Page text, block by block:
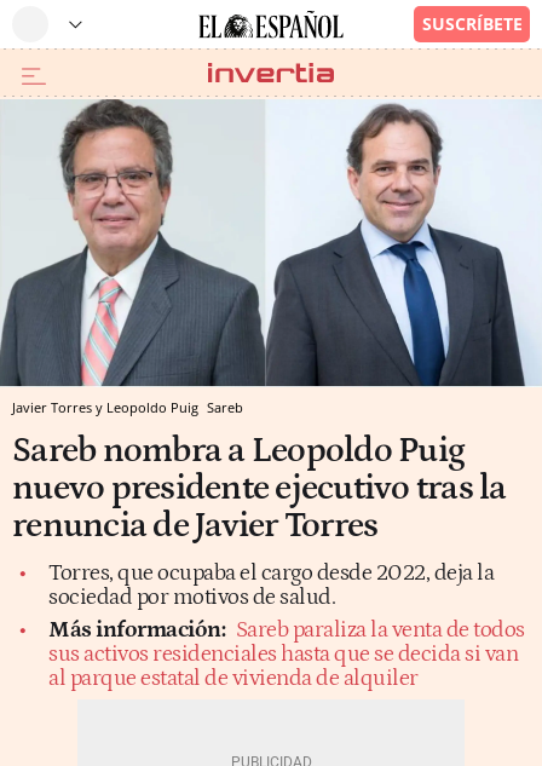
Javier Torres y Leopoldo Puig Sareb
Sareb nombra a Leopoldo Puig
nuevo presidente ejecutivo tras la
renuncia de Javier Torres
Torres, que ocupaba el cargo desde 2022, deja la
sociedad por motivos de salud.
Más información: Sareb paraliza la venta de todos
sus activos residenciales hasta que se decida si van
al parque estatal de vivienda de alquiler